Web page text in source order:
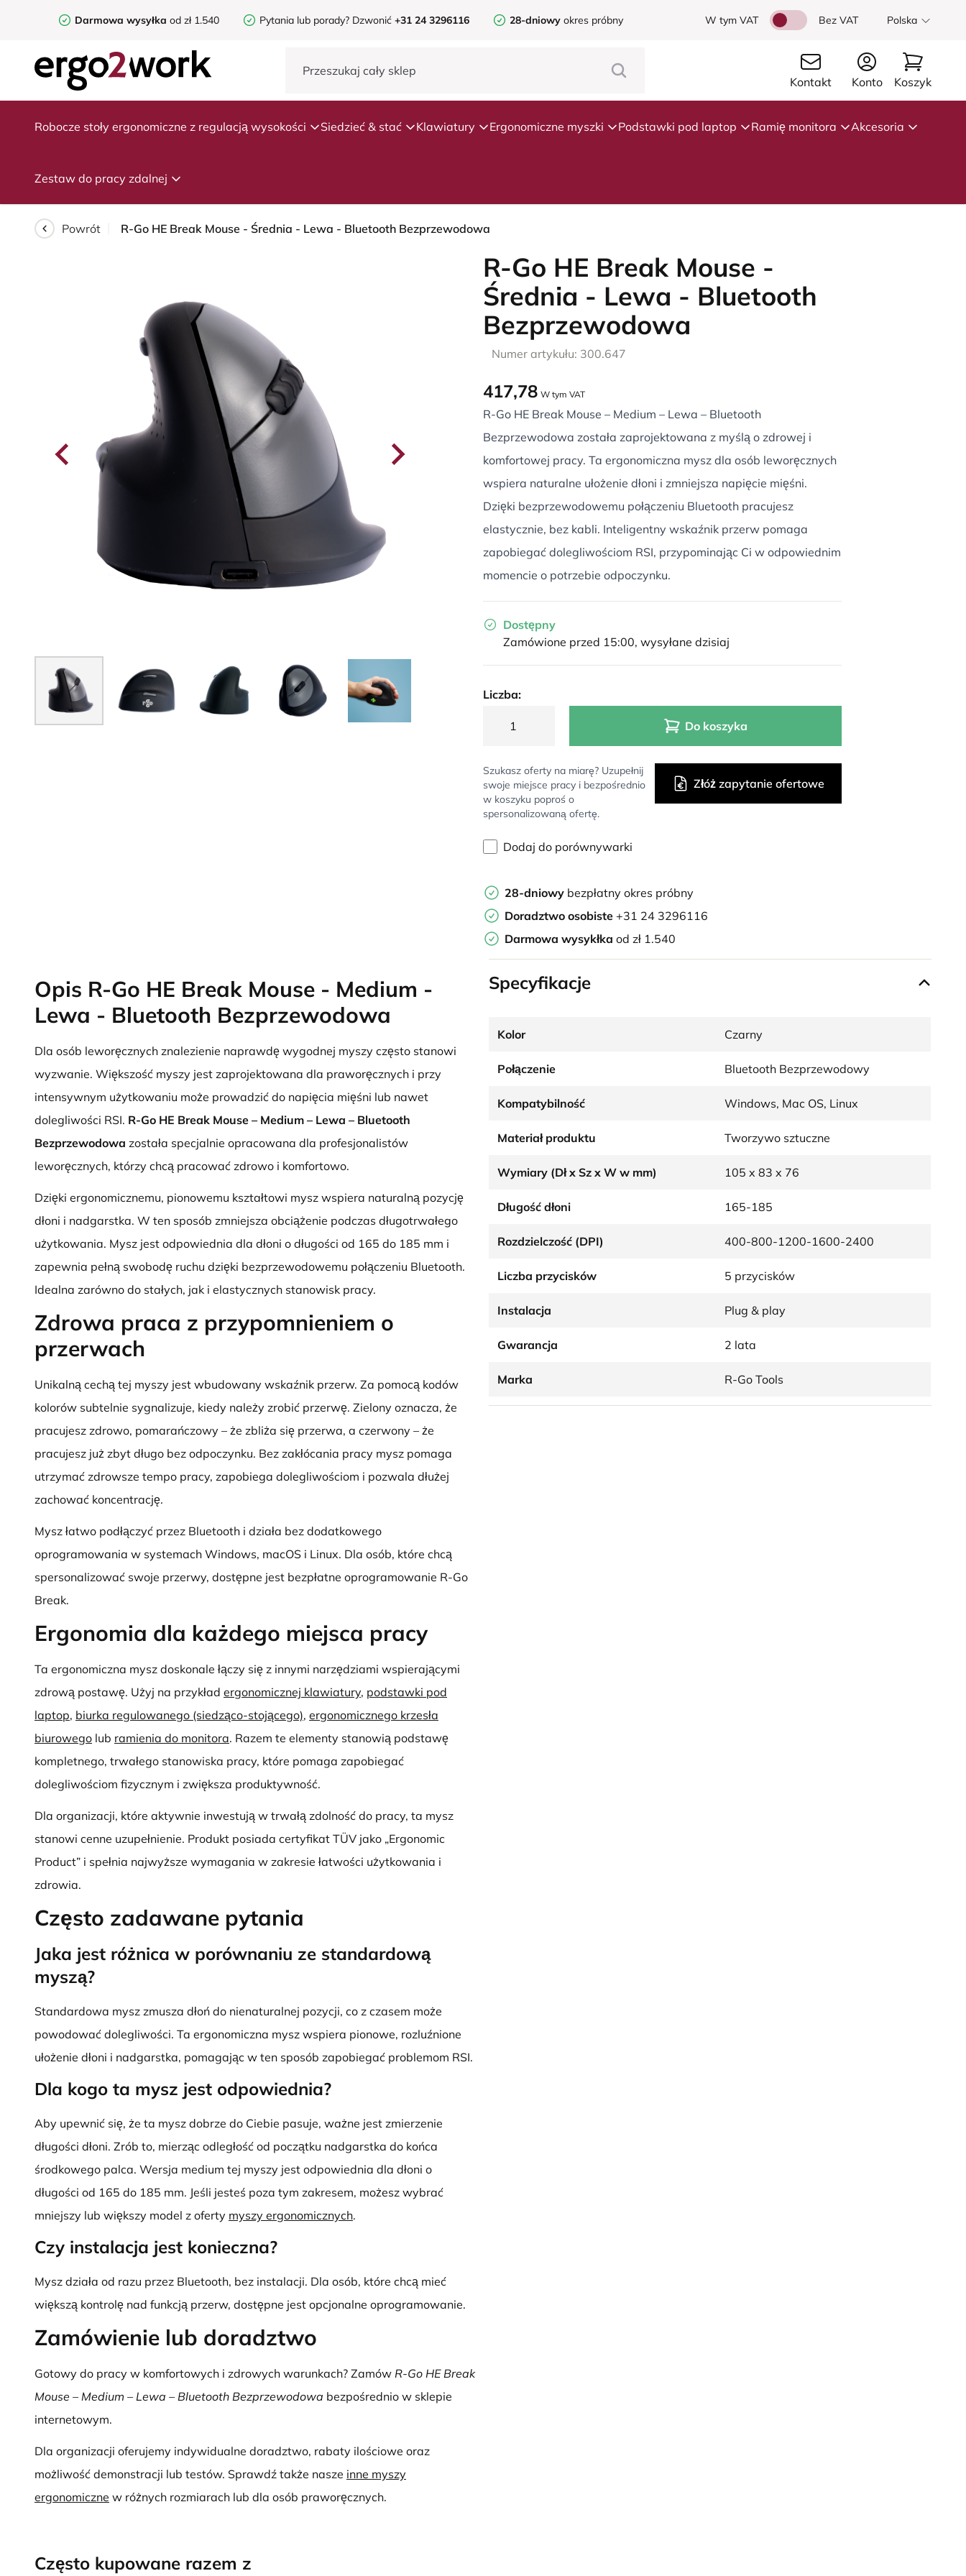
Darmowa wysyłka od zł 1.540 Pytania lub porady? Dzwonić +31 24 3296116 28-dniowy okres próbny W tym VAT Bez VAT Polska
Kontakt Konto Koszyk
Robocze stoły ergonomiczne z regulacją wysokości Siedzieć & stać Klawiatury Ergonomiczne myszki Podstawki pod laptop Ramię monitora Akcesoria
Zestaw do pracy zdalnej
Powrót R-Go HE Break Mouse - Średnia - Lewa - Bluetooth Bezprzewodowa
R-Go HE Break Mouse -
Średnia - Lewa - Bluetooth
Bezprzewodowa
Numer artykułu: 300.647
417,78 W tym VAT
R-Go HE Break Mouse – Medium – Lewa – Bluetooth
Bezprzewodowa została zaprojektowana z myślą o zdrowej i
komfortowej pracy. Ta ergonomiczna mysz dla osób leworęcznych
wspiera naturalne ułożenie dłoni i zmniejsza napięcie mięśni.
Dzięki bezprzewodowemu połączeniu Bluetooth pracujesz
elastycznie, bez kabli. Inteligentny wskaźnik przerw pomaga
zapobiegać dolegliwościom RSI, przypominając Ci w odpowiednim
momencie o potrzebie odpoczynku.
Dostępny
Zamówione przed 15:00, wysyłane dzisiaj
Liczba:
Do koszyka
Szukasz oferty na miarę? Uzupełnij
swoje miejsce pracy i bezpośrednio
w koszyku poproś o
spersonalizowaną ofertę.
Złóż zapytanie ofertowe
Dodaj do porównywarki
28-dniowy bezpłatny okres próbny
Doradztwo osobiste +31 24 3296116
Darmowa wysykłka od zł 1.540
Opis R-Go HE Break Mouse - Medium -
Lewa - Bluetooth Bezprzewodowa
Dla osób leworęcznych znalezienie naprawdę wygodnej myszy często stanowi
wyzwanie. Większość myszy jest zaprojektowana dla praworęcznych i przy
intensywnym użytkowaniu może prowadzić do napięcia mięśni lub nawet
dolegliwości RSI. R-Go HE Break Mouse – Medium – Lewa – Bluetooth
Bezprzewodowa została specjalnie opracowana dla profesjonalistów
leworęcznych, którzy chcą pracować zdrowo i komfortowo.
Dzięki ergonomicznemu, pionowemu kształtowi mysz wspiera naturalną pozycję
dłoni i nadgarstka. W ten sposób zmniejsza obciążenie podczas długotrwałego
użytkowania. Mysz jest odpowiednia dla dłoni o długości od 165 do 185 mm i
zapewnia pełną swobodę ruchu dzięki bezprzewodowemu połączeniu Bluetooth.
Idealna zarówno do stałych, jak i elastycznych stanowisk pracy.
Zdrowa praca z przypomnieniem o
przerwach
Unikalną cechą tej myszy jest wbudowany wskaźnik przerw. Za pomocą kodów
kolorów subtelnie sygnalizuje, kiedy należy zrobić przerwę. Zielony oznacza, że
pracujesz zdrowo, pomarańczowy – że zbliża się przerwa, a czerwony – że
pracujesz już zbyt długo bez odpoczynku. Bez zakłócania pracy mysz pomaga
utrzymać zdrowsze tempo pracy, zapobiega dolegliwościom i pozwala dłużej
zachować koncentrację.
Mysz łatwo podłączyć przez Bluetooth i działa bez dodatkowego
oprogramowania w systemach Windows, macOS i Linux. Dla osób, które chcą
spersonalizować swoje przerwy, dostępne jest bezpłatne oprogramowanie R-Go
Break.
Ergonomia dla każdego miejsca pracy
Ta ergonomiczna mysz doskonale łączy się z innymi narzędziami wspierającymi
zdrową postawę. Użyj na przykład ergonomicznej klawiatury, podstawki pod
laptop, biurka regulowanego (siedząco-stojącego), ergonomicznego krzesła
biurowego lub ramienia do monitora. Razem te elementy stanowią podstawę
kompletnego, trwałego stanowiska pracy, które pomaga zapobiegać
dolegliwościom fizycznym i zwiększa produktywność.
Dla organizacji, które aktywnie inwestują w trwałą zdolność do pracy, ta mysz
stanowi cenne uzupełnienie. Produkt posiada certyfikat TÜV jako „Ergonomic
Product” i spełnia najwyższe wymagania w zakresie łatwości użytkowania i
zdrowia.
Często zadawane pytania
Jaka jest różnica w porównaniu ze standardową
myszą?
Standardowa mysz zmusza dłoń do nienaturalnej pozycji, co z czasem może
powodować dolegliwości. Ta ergonomiczna mysz wspiera pionowe, rozluźnione
ułożenie dłoni i nadgarstka, pomagając w ten sposób zapobiegać problemom RSI.
Dla kogo ta mysz jest odpowiednia?
Aby upewnić się, że ta mysz dobrze do Ciebie pasuje, ważne jest zmierzenie
długości dłoni. Zrób to, mierząc odległość od początku nadgarstka do końca
środkowego palca. Wersja medium tej myszy jest odpowiednia dla dłoni o
długości od 165 do 185 mm. Jeśli jesteś poza tym zakresem, możesz wybrać
mniejszy lub większy model z oferty myszy ergonomicznych.
Czy instalacja jest konieczna?
Mysz działa od razu przez Bluetooth, bez instalacji. Dla osób, które chcą mieć
większą kontrolę nad funkcją przerw, dostępne jest opcjonalne oprogramowanie.
Zamówienie lub doradztwo
Gotowy do pracy w komfortowych i zdrowych warunkach? Zamów R-Go HE Break
Mouse – Medium – Lewa – Bluetooth Bezprzewodowa bezpośrednio w sklepie
internetowym.
Dla organizacji oferujemy indywidualne doradztwo, rabaty ilościowe oraz
możliwość demonstracji lub testów. Sprawdź także nasze inne myszy
ergonomiczne w różnych rozmiarach lub dla osób praworęcznych.
Specyfikacje
Kolor Czarny
Połączenie Bluetooth Bezprzewodowy
Kompatybilność Windows, Mac OS, Linux
Materiał produktu Tworzywo sztuczne
Wymiary (Dł x Sz x W w mm) 105 x 83 x 76
Długość dłoni 165-185
Rozdzielczość (DPI) 400-800-1200-1600-2400
Liczba przycisków 5 przycisków
Instalacja Plug & play
Gwarancja 2 lata
Marka R-Go Tools
Często kupowane razem z